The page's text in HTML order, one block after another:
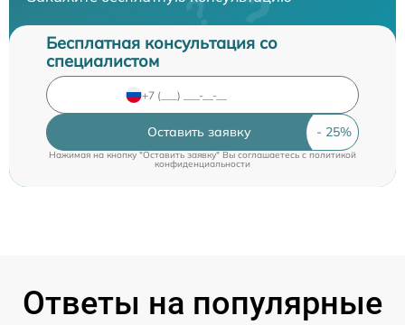
Бесплатная консультация со
специалистом
Оставить заявку
Нажимая на кнопку "Оставить заявку" Вы соглашаетесь cполитикой
конфиденциальности
Ответы на популярные